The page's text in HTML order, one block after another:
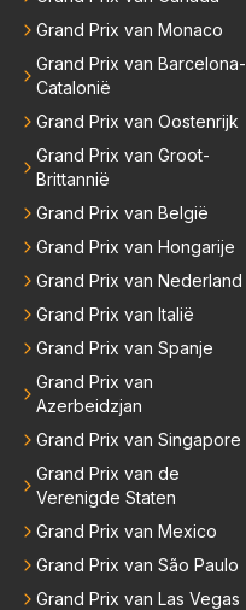
Grand Prix van Monaco
Grand Prix van Barcelona-
Catalonië
Grand Prix van Oostenrijk
Grand Prix van Groot-
Brittannië
Grand Prix van België
Grand Prix van Hongarije
Grand Prix van Nederland
Grand Prix van Italië
Grand Prix van Spanje
Grand Prix van
Azerbeidzjan
Grand Prix van Singapore
Grand Prix van de
Verenigde Staten
Grand Prix van Mexico
Grand Prix van São Paulo
Grand Prix van Las Vegas